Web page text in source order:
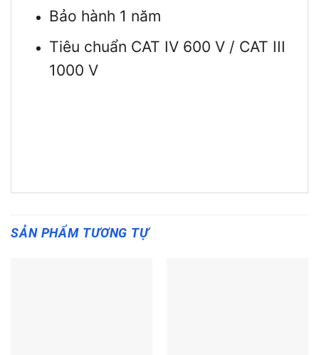
Bảo hành 1 năm
Tiêu chuẩn CAT IV 600 V / CAT III
1000 V
SẢN PHẨM TƯƠNG TỰ